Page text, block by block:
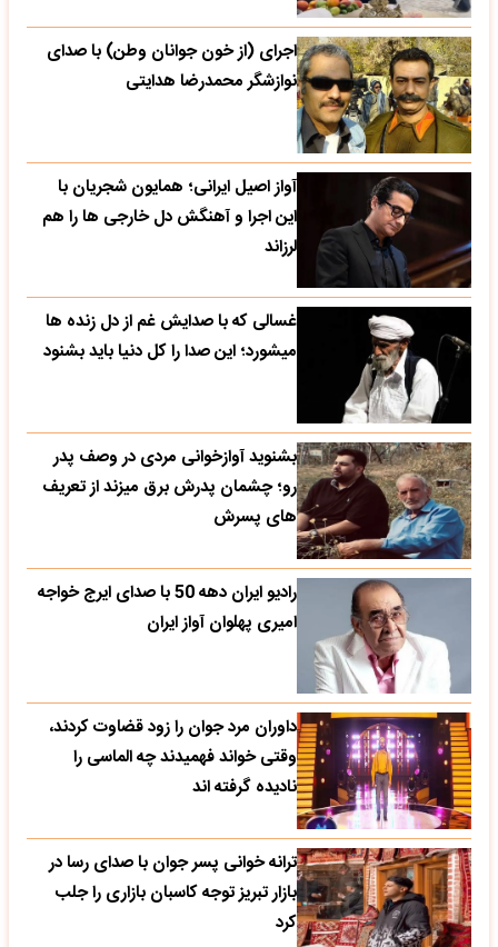
اجرای (از خون جوانان وطن) با صدای
نوازشگر محمدرضا هدایتی
آواز اصیل ایرانی؛ همایون شجریان با
این اجرا و آهنگش دل خارجی ها را هم
لرزاند
غسالی که با صدایش غم از دل زنده ها
میشورد؛ این صدا را کل دنیا باید بشنود
بشنوید آوازخوانی مردی در وصف پدر
رو؛ چشمان پدرش برق میزند از تعریف
های پسرش
رادیو ایران دهه 50 با صدای ایرج خواجه
امیری پهلوان آواز ایران
داوران مرد جوان را زود قضاوت کردند،
وقتی خواند فهمیدند چه الماسی را
نادیده گرفته اند
ترانه خوانی پسر جوان با صدای رسا در
بازار تبریز توجه کاسبان بازاری را جلب
کرد